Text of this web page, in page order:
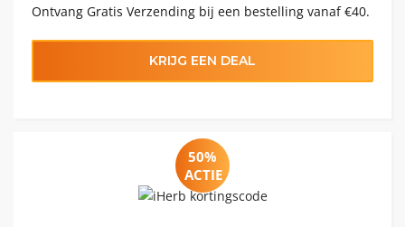
Ontvang Gratis Verzending bij een bestelling vanaf €40.
KRIJG EEN DEAL
50%
ACTIE